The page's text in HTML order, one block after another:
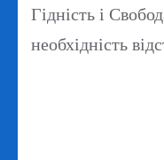
Гідність і
необхідність